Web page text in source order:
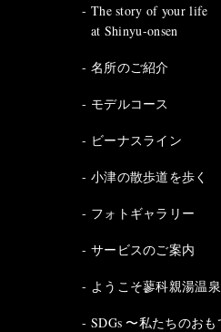
The story of your life
at Shinyu-onsen
名所のご紹介
モデルコース
ビーナスライン
小津の散歩道を歩く
フォトギャラリー
サービスのご案内
ようこそ蓼科親湯温
SDGs 〜私たちのおも